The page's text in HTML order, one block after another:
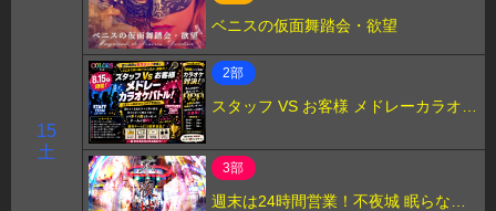
15
土
ベニスの仮面舞踏会・欲望
2部
スタッフ VS お客様 メドレーカラオケ
3部
週末は24時間営業！不夜城 眠らない